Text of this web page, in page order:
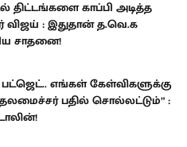
திட்டங்களை காப்பி அடித்த
விஜய் : இதுதான் த.வெ.க
சாதனை!
பட்ஜெட்.. எங்கள் கேள்விகளுக்கு
பதில் சொல்லட்டும்” :